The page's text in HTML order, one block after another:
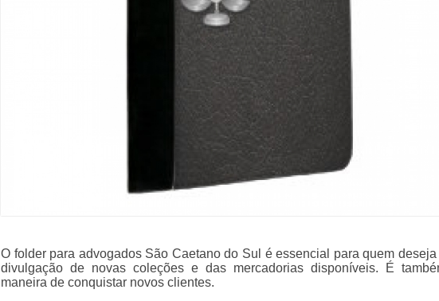
O folder para advogados São Caetano do Sul é essencial para quem deseja
divulgação de novas coleções e das mercadorias disponíveis. É
maneira de conquistar novos clientes.